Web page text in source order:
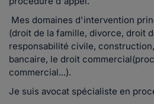
Mes domaines d'intervention
(droit de la famille, divorce, droit
responsabilité civile,
bancaire, le droit
commercial...).
Je suis avocat spécialiste en